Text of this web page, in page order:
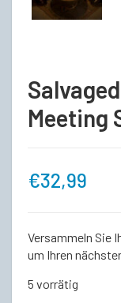
Meeting
€32,99
Versammeln Sie
um Ihren
5 vorrätig